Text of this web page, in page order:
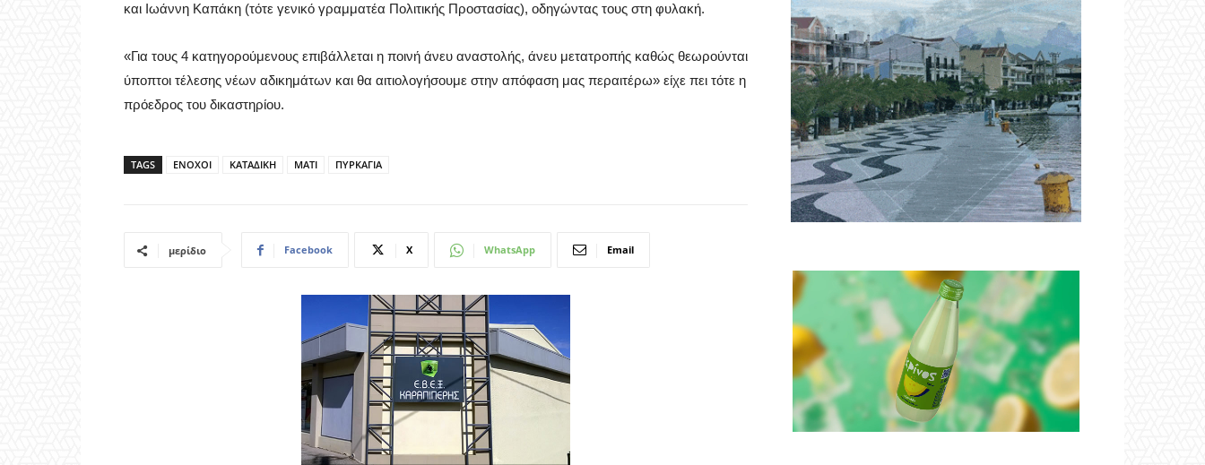
και Ιωάννη Καπάκη (τότε γενικό γραμματέα Πολιτικής Προστασίας), οδηγώντας τους στη φυλακή.
«Για τους 4 κατηγορούμενους επιβάλλεται η ποινή άνευ αναστολής, άνευ μετατροπής καθώς θεωρούνται
ύποπτοι τέλεσης νέων αδικημάτων και θα αιτιολογήσουμε στην απόφαση μας περαιτέρω» είχε πει τότε η
πρόεδρος του δικαστηρίου.
TAGS ΕΝΟΧΟΙ ΚΑΤΑΔΙΚΗ ΜΑΤΙ ΠΥΡΚΑΓΙΑ
μερίδιο Facebook X WhatsApp Email